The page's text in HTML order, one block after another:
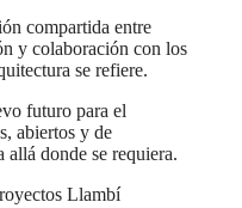
compartida entre
y colaboración con los
se refiere.
futuro para el
abiertos y de
donde se requiera.
Llambí